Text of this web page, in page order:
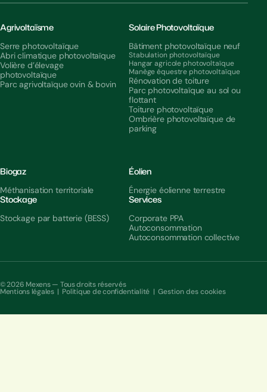
Agrivoltaïsme
Serre photovoltaïque
Abri climatique photovoltaïque
Volière d’élevage
photovoltaïque
Parc agrivoltaïque ovin & bovin
Solaire Photovoltaïque
Bâtiment photovoltaïque neuf
Stabulation photovoltaïque
Hangar agricole photovoltaïque
Manège équestre photovoltaïque
Rénovation de toiture
Parc photovoltaïque au sol ou
flottant
Toiture photovoltaïque
Ombrière photovoltaïque de
parking
Biogaz
Méthanisation territoriale
Éolien
Énergie éolienne terrestre
Stockage
Stockage par batterie (BESS)
Services
Corporate PPA
Autoconsommation
Autoconsommation collective
© 2026 Mexens — Tous droits réservés
Mentions légales| Politique de confidentialité | Gestion des cookies